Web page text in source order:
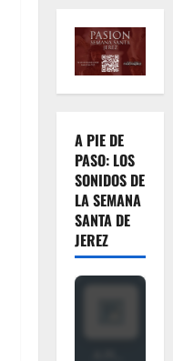
A PIE DE
PASO: LOS
SONIDOS DE
LA SEMANA
SANTA DE
JEREZ